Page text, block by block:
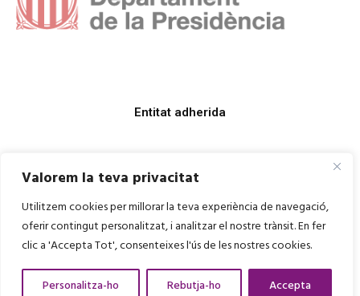
Valorem la teva privacitat
Utilitzem cookies per millorar la teva experiència de navegació,
oferir contingut personalitzat, i analitzar el nostre trànsit. En fer
clic a 'Accepta Tot', consenteixes l'ús de les nostres cookies.
Personalitza-ho Rebutja-ho Accepta
Entitat adherida